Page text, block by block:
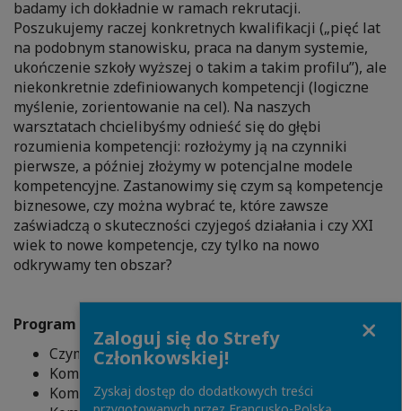
badamy ich dokładnie w ramach rekrutacji.
Poszukujemy raczej konkretnych kwalifikacji („pięć lat
na podobnym stanowisku, praca na danym systemie,
ukończenie szkoły wyższej o takim a takim profilu”), ale
niekonkretnie zdefiniowanych kompetencji (logiczne
myślenie, zorientowanie na cel). Na naszych
warsztatach chcielibyśmy odnieść się do głębi
rozumienia kompetencji: rozłożymy ją na czynniki
pierwsze, a później złożymy w potencjalne modele
kompetencyjne. Zastanowimy się czym są kompetencje
biznesowe, czy można wybrać te, które zawsze
zaświadczą o skuteczności czyjegoś działania i czy XXI
wiek to nowe kompetencje, czy tylko na nowo
odkrywamy ten obszar?
Program :
Czym jest kompetencja? Budowa kompetencji.
Kompetencje XXI wieku – różne perspektywy.
Kompetencje biznesowe – czym są i jak je badać?
Zaloguj się do Strefy
Członkowskiej!
Zyskaj dostęp do dodatkowych treści